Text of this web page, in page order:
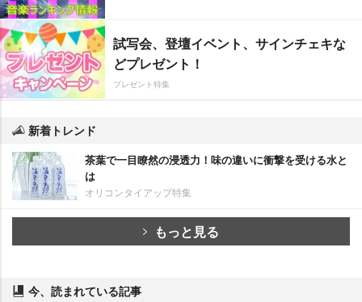
試写会、登壇イベント、サインチェキな
どプレゼント！
プレゼント特集
新着トレンド
茶葉で一目瞭然の浸透力！味の違いに衝撃を受ける水と
は
オリコンタイアップ特集
もっと見る
今、読まれている記事